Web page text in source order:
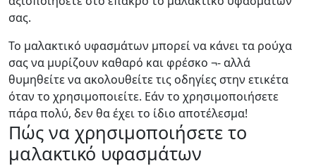
σας.
Το μαλακτικό υφασμάτων μπορεί να κάνει τα ρούχα
σας να μυρίζουν καθαρό και φρέσκο ¬- αλλά
θυμηθείτε να ακολουθείτε τις οδηγίες στην ετικέτα
όταν το χρησιμοποιείτε. Εάν το χρησιμοποιήσετε
πάρα πολύ, δεν θα έχει το ίδιο αποτέλεσμα!
Πώς να χρησιμοποιήσετε το
μαλακτικό υφασμάτων